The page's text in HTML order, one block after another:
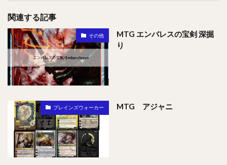
関連する記事
その他
MTG エンバレスの宝剣 深掘
り
プレインズウォーカー MTG アジャニ